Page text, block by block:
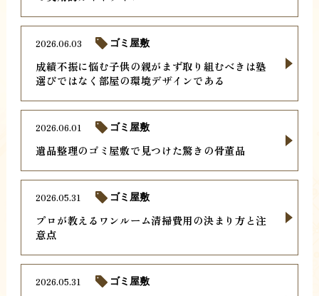
成績不振に悩む子供の親がまず取り組むべきは塾
選びではなく部屋の環境デザインである
2026.06.03 ゴミ屋敷
遺品整理のゴミ屋敷で見つけた驚きの骨董品
2026.06.01 ゴミ屋敷
プロが教えるワンルーム清掃費用の決まり方と注
意点
2026.05.31 ゴミ屋敷
2026.05.31 ゴミ屋敷